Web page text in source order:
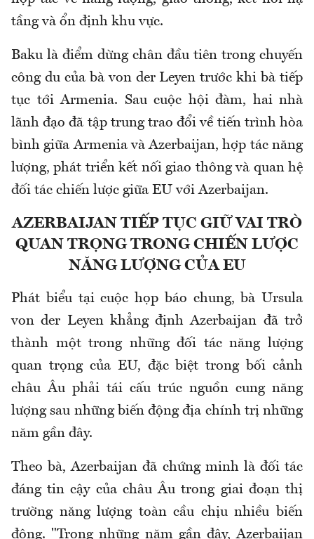
tầng và ổn định khu vực.
Baku là điểm dừng chân đầu tiên trong chuyến
công du của bà von der Leyen trước khi bà tiếp
tục tới Armenia. Sau cuộc hội đàm, hai nhà
lãnh đạo đã tập trung trao đổi về tiến trình hòa
bình giữa Armenia và Azerbaijan, hợp tác năng
lượng, phát triển kết nối giao thông và quan hệ
đối tác chiến lược giữa EU với Azerbaijan.
AZERBAIJAN TIẾP TỤC GIỮ VAI TRÒ
QUAN TRỌNG TRONG CHIẾN LƯỢC
NĂNG LƯỢNG CỦA EU
Phát biểu tại cuộc họp báo chung, bà Ursula
von der Leyen khẳng định Azerbaijan đã trở
thành một trong những đối tác năng lượng
quan trọng của EU, đặc biệt trong bối cảnh
châu Âu phải tái cấu trúc nguồn cung năng
lượng sau những biến động địa chính trị những
năm gần đây.
Theo bà, Azerbaijan đã chứng minh là đối tác
đáng tin cậy của châu Âu trong giai đoạn thị
trường năng lượng toàn cầu chịu nhiều biến
động. "Trong những năm gần đây, Azerbaijan